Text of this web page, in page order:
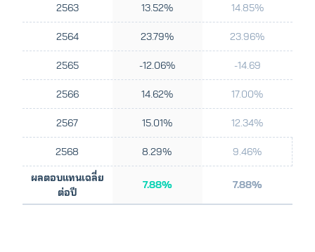
2563 13.52% 14.85%
2564 23.79% 23.96%
2565 -12.06% -14.69
2566 14.62% 17.00%
2567 15.01% 12.34%
2568 8.29% 9.46%
ผลตอบแทนเฉลี่ย
ต่อปี
7.88% 7.88%